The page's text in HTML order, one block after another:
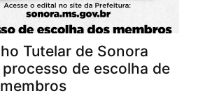
Tutelar de Sonora
de escolha de